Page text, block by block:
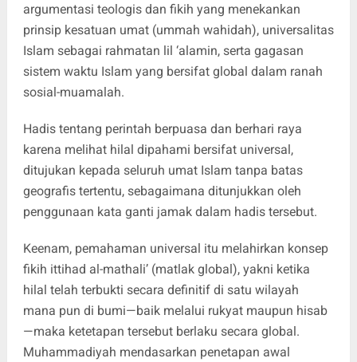
argumentasi teologis dan fikih yang menekankan
prinsip kesatuan umat (ummah wahidah), universalitas
Islam sebagai rahmatan lil ‘alamin, serta gagasan
sistem waktu Islam yang bersifat global dalam ranah
sosial-muamalah.
Hadis tentang perintah berpuasa dan berhari raya
karena melihat hilal dipahami bersifat universal,
ditujukan kepada seluruh umat Islam tanpa batas
geografis tertentu, sebagaimana ditunjukkan oleh
penggunaan kata ganti jamak dalam hadis tersebut.
Keenam, pemahaman universal itu melahirkan konsep
fikih ittihad al-mathali’ (matlak global), yakni ketika
hilal telah terbukti secara definitif di satu wilayah
mana pun di bumi—baik melalui rukyat maupun hisab
—maka ketetapan tersebut berlaku secara global.
Muhammadiyah mendasarkan penetapan awal